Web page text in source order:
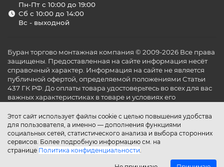
Этот сайт использует файлы cookie с целью повышения удобства
для пользователя, а именно — дополнения функциями
социальных сетей, статистического анализа и выбора сторонних
сервисов. Более подробную информацию см. на
странице Политика конфиденциальности.
Пн-Пт с 10:00 до 19:00
Сб с 10:00 до 14:00
Вс - выходной
Буран торгово монтажная компания © 2009-2026 Все права
защищены. Предоставленная на сайте информация несёт
справочный характер. Информация на сайте не является
публичной офертой, определяемой положениями Статьи
437 ГК РФ. До оплаты товара удостоверьтесь во всех для вас
важных характеристиках в товаре и условиях его